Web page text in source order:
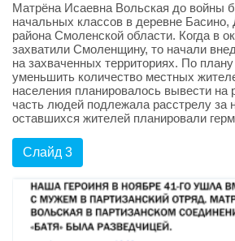
Матрёна Исаевна Вольская до войны
начальных классов в деревне Басино,
района Смоленской области. Когда в
захватили Смоленщину, то начали
на захваченных территориях. По
уменьшить количество местных
населения планировалось вывести на
часть людей подлежала расстрелу за
оставшихся жителей планировали
Слайд 3